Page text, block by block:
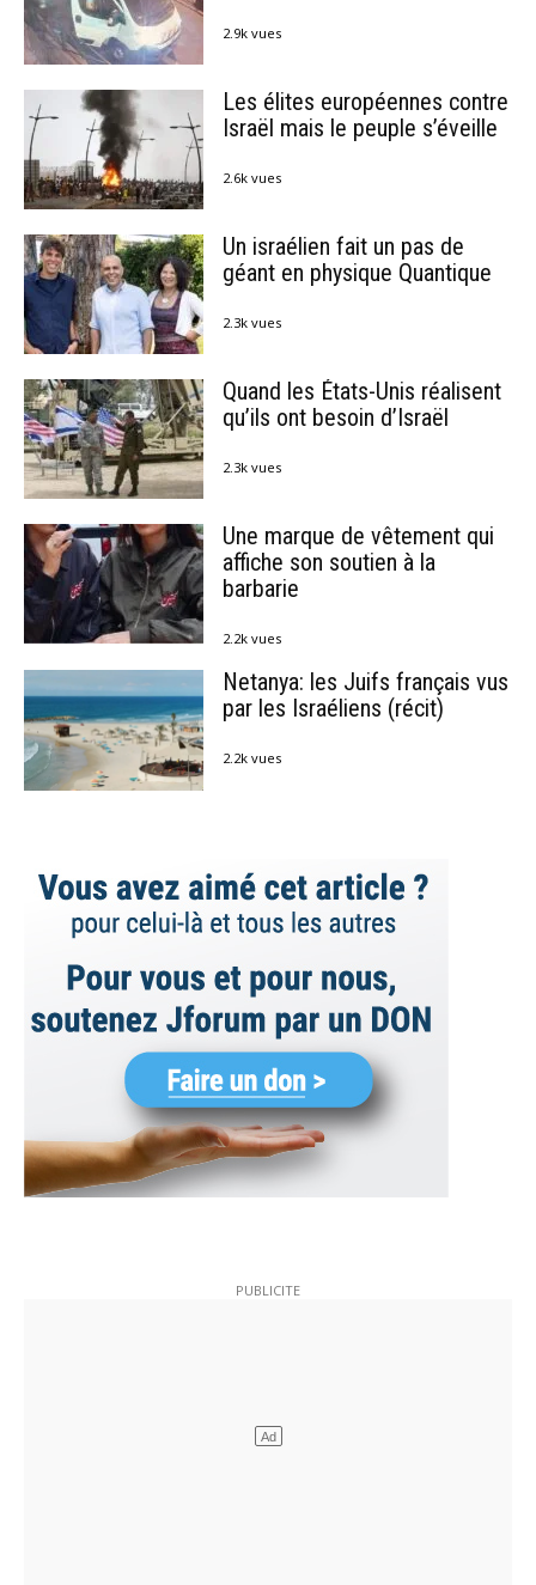
2.9k vues
Les élites européennes contre
Israël mais le peuple s’éveille
2.6k vues
Un israélien fait un pas de
géant en physique Quantique
2.3k vues
Quand les États-Unis réalisent
qu’ils ont besoin d’Israël
2.3k vues
Une marque de vêtement qui
affiche son soutien à la
barbarie
2.2k vues
Netanya: les Juifs français vus
par les Israéliens (récit)
2.2k vues